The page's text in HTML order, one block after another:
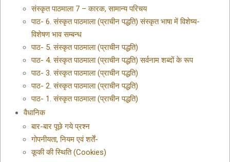
संस्कृत पाठमाला 7 – कारक, सामान्य परिचय
पाठ- 6. संस्कृत पाठमाला (प्राचीन पद्धति) संस्कृत भाषा में विशेष्य-
विशेषण भाव सम्बन्ध
पाठ- 5. संस्कृत पाठमाला (प्राचीन पद्धति)
पाठ- 4. संस्कृत पाठमाला (प्राचीन पद्धति) सर्वनाम शब्दों के रूप
पाठ- 3. संस्कृत पाठमाला (प्राचीन पद्धति)
पाठ- 2. संस्कृत पाठमाला (प्राचीन पद्धति)
पाठ- 1. संस्कृत पाठमाला (प्राचीन पद्धति)
वैधानिक
बार-बार पूछे गये प्रश्न
गोपनीयता, नियम एवं शर्तें-
कूकी की स्थिति (Cookies)